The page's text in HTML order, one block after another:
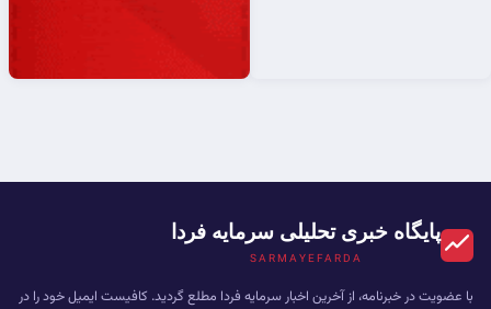
پایگاه خبری تحلیلی سرمایه فردا
SARMAYEFARDA
با عضویت در خبرنامه، از آخرین اخبار سرمایه فردا مطلع گردید. کافیست ایمیل خود را در